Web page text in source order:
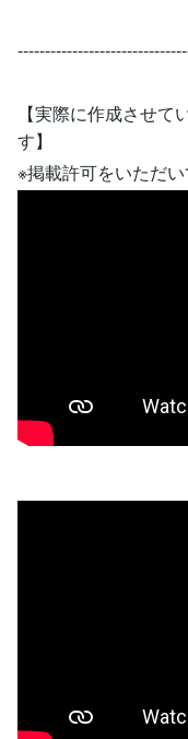
【実際に作成させ
す】
※掲載許可をいただ